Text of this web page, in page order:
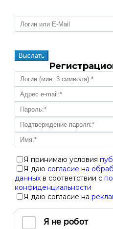
Я принимаю условия
Я даю согласие на
данных в соответствии с
конфиденциальности
Я даю согласие на